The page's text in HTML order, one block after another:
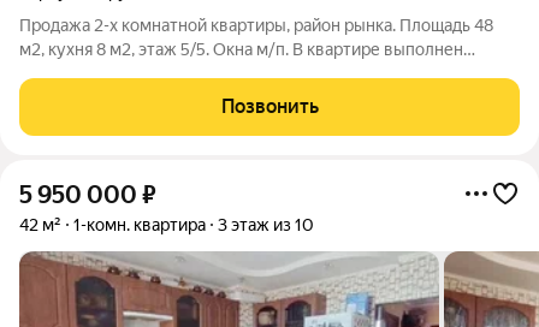
Продажа 2-х комнатной квартиры, район рынка. Площадь 48
м2, кухня 8 м2, этаж 5/5. Окна м/п. В квартире выполнен
Позвонить
5 950 000 ₽
42 м² 1-комн. квартира 3 этаж из 10